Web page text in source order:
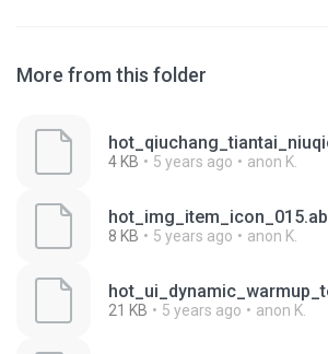
More from this folder
4 KB 5 years ago anon K.
hot_img_item_icon_015.ab
8 KB 5 years ago anon K.
21 KB 5 years ago anon K.